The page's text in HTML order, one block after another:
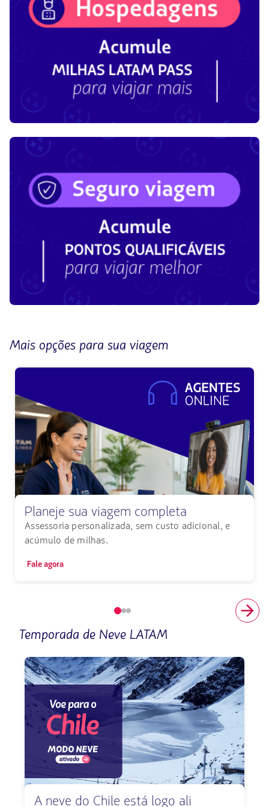
Mais opções para sua viagem
Planeje sua viagem completa
Assessoria personalizada, sem custo adicional, e
acúmulo de milhas.
Fale agora
Elemento
1
de
3
Temporada de Neve LATAM
A neve do Chile está logo ali